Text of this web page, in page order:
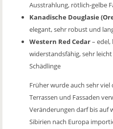
Ausstrahlung, rötlich-gelbe
Kanadische Douglasie
elegant, sehr robust und
Western Red Cedar–
widerstandsfähig, sehr
Schädlinge
Früher wurde auch sehr viel
Terrassen und Fassaden
Veränderungen darf bis auf
Sibirien nach Europa